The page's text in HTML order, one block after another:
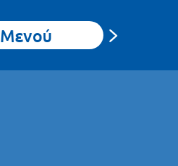
Μενού